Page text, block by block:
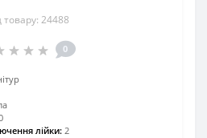
товару: 24488
0
лійки: 2